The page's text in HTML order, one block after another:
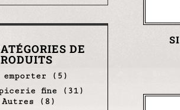
DE
emporter
(5)
fine
(31)
Autres
(8)